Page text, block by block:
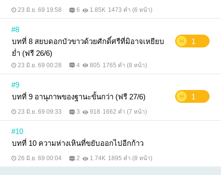
23 มิ.ย. 69 19:58 6 1.85K 1473 คำ (6 หน้า)
#8
บทที่ 8 สยบดอกบัวขาวด้วยศักดิ์ศรีที่มิอาจเหยียบ
ย่ำ (ฟรี 26/6)
1
23 มิ.ย. 69 00:28 4 805 1765 คำ (8 หน้า)
#9
บทที่ 9 อานุภาพของฐานะขั้นกว่า (ฟรี 27/6)
1
23 มิ.ย. 69 09:33 3 918 1662 คำ (7 หน้า)
#10
บทที่ 10 ความห่างเหินที่ขยับออกไปอีกก้าว
26 มิ.ย. 69 00:04 2 1.74K 1895 คำ (8 หน้า)